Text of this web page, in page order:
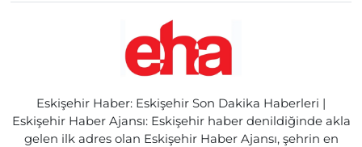
Eskişehir Haber: Eskişehir Son Dakika Haberleri |
Eskişehir Haber Ajansı: Eskişehir haber denildiğinde akla
gelen ilk adres olan Eskişehir Haber Ajansı, şehrin en